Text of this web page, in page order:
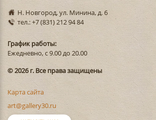
Н. Новгород, ул. Минина, д. 6
тел.: +7 (831) 212 94 84
График работы:
Ежедневно, с 9.00 до 20.00
© 2026 г. Все права защищены
Карта сайта
art@gallery30.ru